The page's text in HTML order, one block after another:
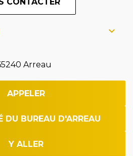
Arreau
APPELER
DU BUREAU D'ARREAU
Y ALLER